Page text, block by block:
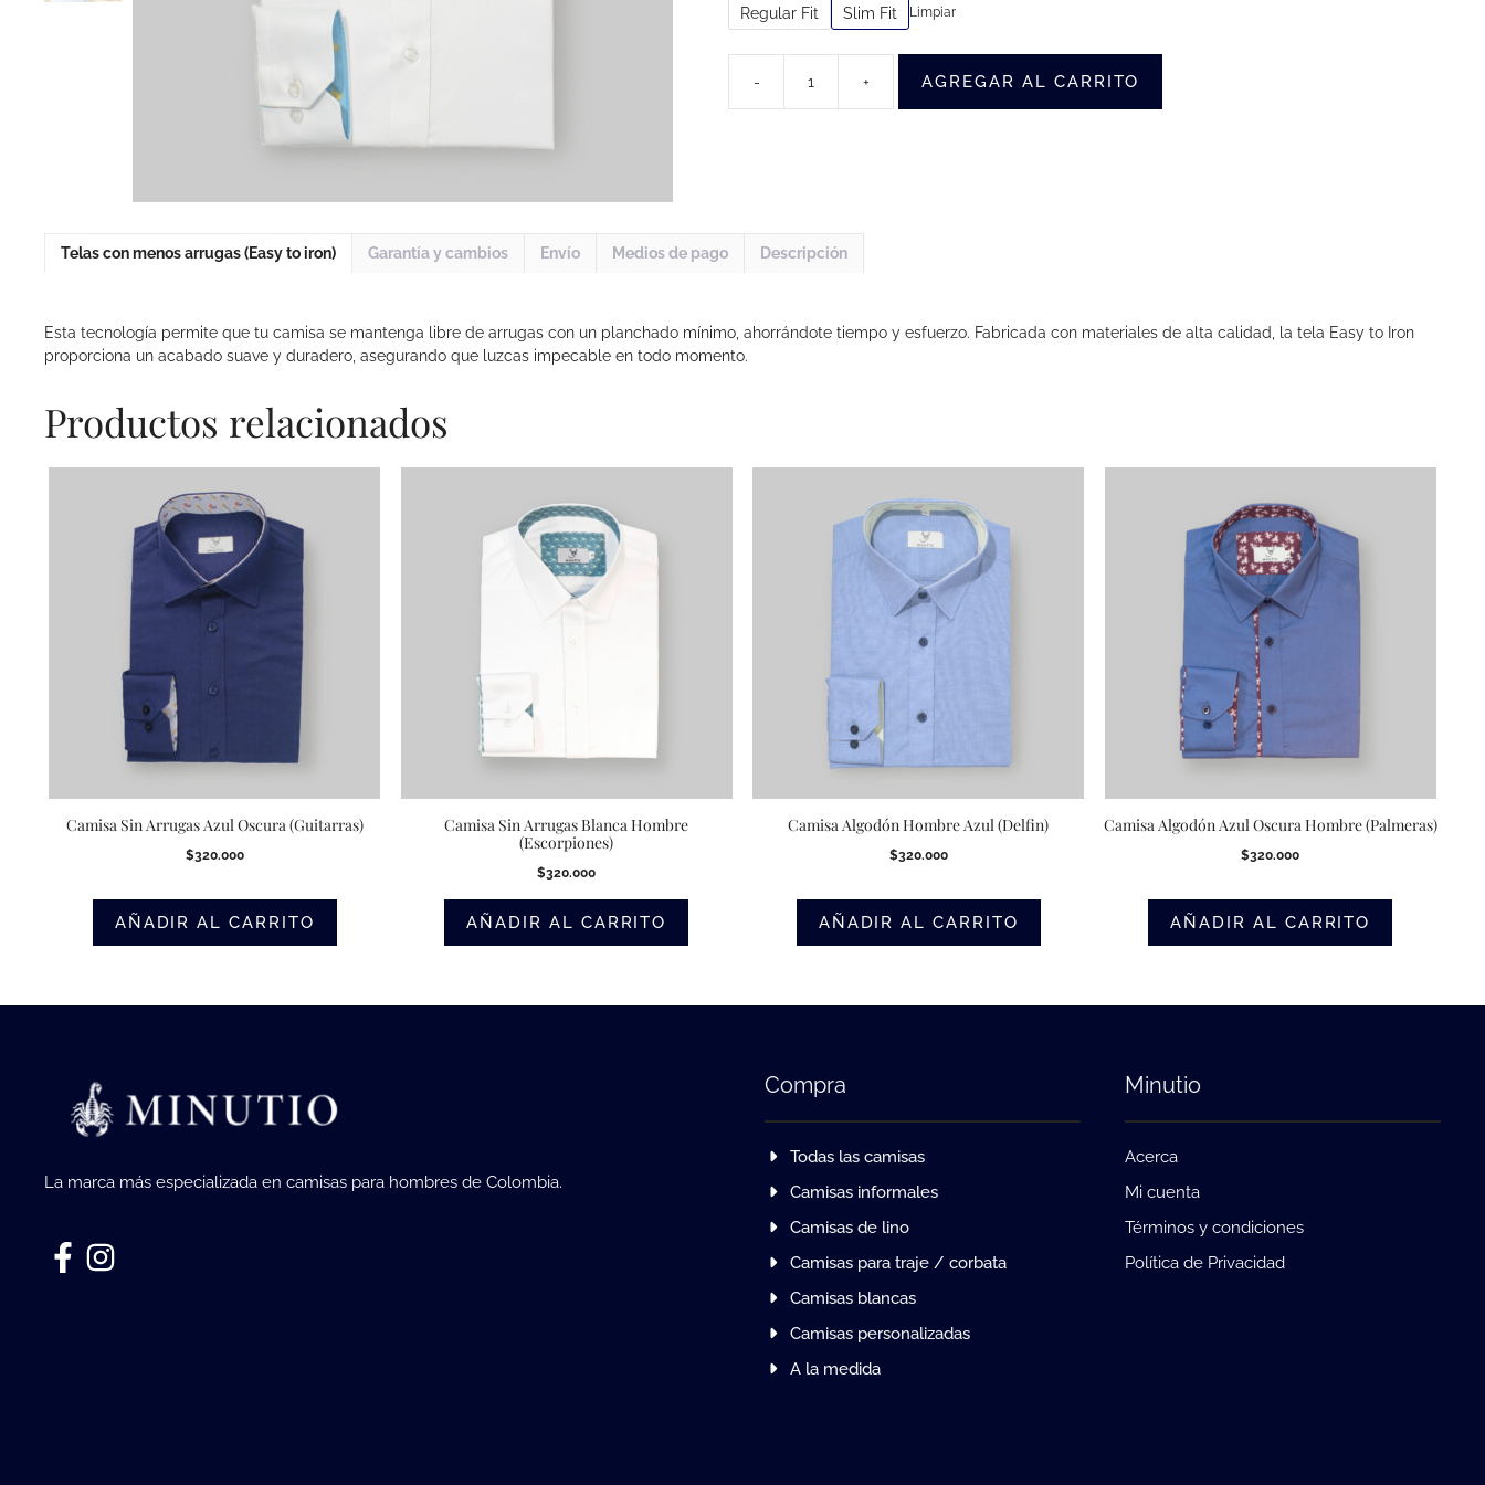
Regular Fit Slim Fit Limpiar
-
Sin
cantidad
+ AGREGAR AL CARRITO
Telas con menos arrugas (Easy to iron) Garantía y cambios Envío Medios de pago Descripción
Esta tecnología permite que tu camisa se mantenga libre de arrugas con un planchado mínimo, ahorrándote tiempo y esfuerzo. Fabricada con materiales de alta calidad, la tela Easy to Iron
proporciona un acabado suave y duradero, asegurando que luzcas impecable en todo momento.
Productos relacionados
Camisa Sin Arrugas Azul Oscura (Guitarras)
$320.000
AÑADIR AL CARRITO
Camisa Sin Arrugas Blanca Hombre
(Escorpiones)
$320.000
AÑADIR AL CARRITO
Camisa Algodón Hombre Azul (Delfin)
$320.000
AÑADIR AL CARRITO
Camisa Algodón Azul Oscura Hombre (Palmeras)
$320.000
AÑADIR AL CARRITO
La marca más especializada en camisas para hombres de Colombia.
Compra
Todas las camisas
Camisas informales
Camisas de lino
Camisas para traje / corbata
Camisas blancas
Camisas personalizadas
A la medida
Minutio
Acerca
Mi cuenta
Términos y condiciones
Política de Privacidad